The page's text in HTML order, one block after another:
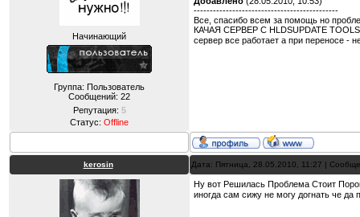
Начинающий
Группа: Пользователь
Сообщений: 22
Репутация: 5
Статус: Offline
---------------------------------------------
Все, спасибо всем за помощь но
КАЧАЯ СЕРВЕР С HLDSUPDATE TOOLS
сервер все работает а при переносе -
kerosin Дата: Пятница, 28.05.2010, 11:27 |
Ну вот Решилась Проблема Стоит
иногда сам сижу не могу догнать че да